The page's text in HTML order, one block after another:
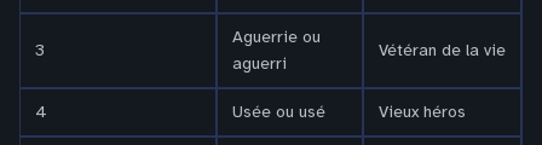
3
Aguerrie ou
aguerri
Vétéran de la vie
4 Usée ou usé Vieux héros